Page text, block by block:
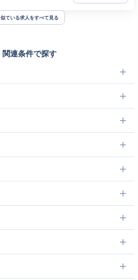
似ている求人をすべて見る
関連条件で探す